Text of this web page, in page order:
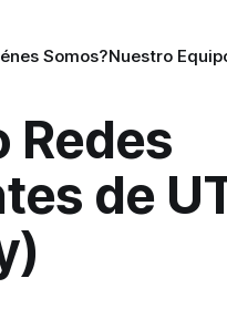
Somos?Nuestro
Redes
de